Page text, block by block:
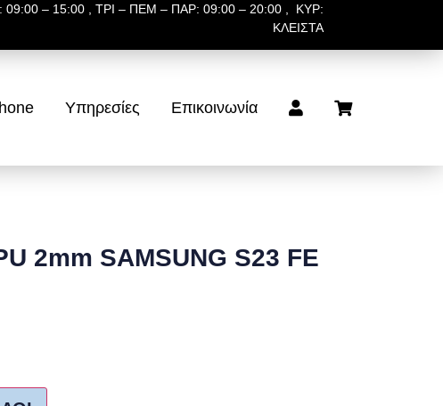
09:00 – 15:00 , ΤΡΙ – ΠΕΜ – ΠΑΡ: 09:00 – 20:00 , ΚΥΡ:
ΚΛΕΙΣΤΑ
Υπηρεσίες Επικοινωνία
2mm SAMSUNG S23 FE